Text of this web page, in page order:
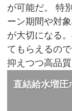
が可能だ。 特
ーン期間や対
が大切になる
てもらえるの
抑えつつ高品
直結給水増圧